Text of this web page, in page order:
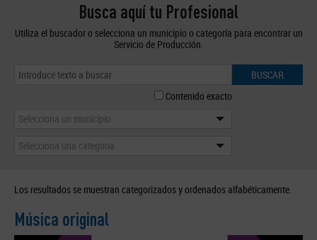
Busca aquí tu Profesional
Utiliza el buscador o selecciona un municipio o categoría para encontrar un
Servicio de Producción.
BUSCAR
Contenido exacto
Selecciona un municipio
Selecciona una categoría
Los resultados se muestran categorizados y ordenados alfabéticamente.
Música original